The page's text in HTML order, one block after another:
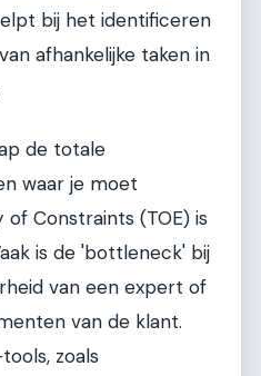
bij het identificeren
afhankelijke taken in
de totale
waar je moet
Constraints (TOE) is
is de 'bottleneck' bij
van een expert of
van de klant.
zoals